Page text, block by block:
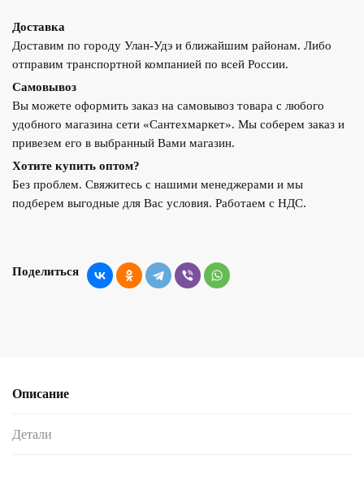
Доставка
Доставим по городу Улан-Удэ и ближайшим районам. Либо
отправим транспортной компанией по всей России.
Самовывоз
Вы можете оформить заказ на самовывоз товара с любого
удобного магазина сети «Сантехмаркет». Мы соберем заказ и
привезем его в выбранный Вами магазин.
Хотите купить оптом?
Без проблем. Свяжитесь с нашими менеджерами и мы
подберем выгодные для Вас условия. Работаем с НДС.
Поделиться
Описание
Детали